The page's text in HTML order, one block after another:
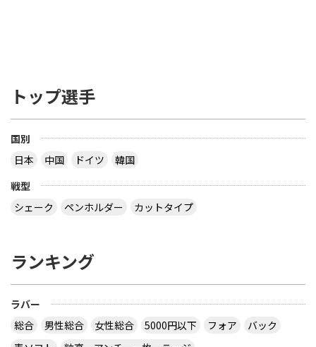
トップ選手
国別
日本
中国 ドイツ
韓国
戦型
シェーク
ペンホルダー カットタイプ
ランキング
ラバー
総合
男性総合 女性総合 5000円以下 フォア
バック